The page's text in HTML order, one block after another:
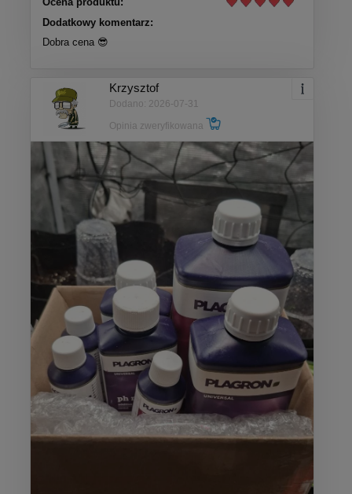
Dodatkowy komentarz:
Dobra cena 😎
Krzysztof
Dodano: 2026-07-31
Opinia zweryfikowana